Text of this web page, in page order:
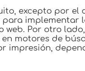
excepto por el
para implementar
Por otro lado,
motores de
impresión,